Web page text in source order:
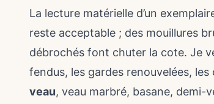
La lecture matérielle d’un
reste acceptable ; des mouillures
débrochés font chuter la cote. Je
fendus, les gardes renouvelées,
veau, veau marbré, basane, demi-